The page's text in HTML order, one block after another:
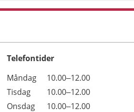
Telefontider
Dag
Öppettider
Kommentarer
Måndag
10.00–12.00
Tisdag
10.00–12.00
Onsdag
10.00–12.00